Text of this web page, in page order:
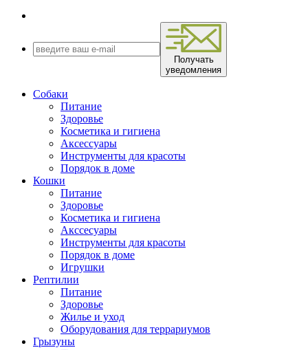
Получать
уведомления
Собаки
Питание
Здоровье
Косметика и гигиена
Аксессуары
Инструменты для красоты
Порядок в доме
Кошки
Питание
Здоровье
Косметика и гигиена
Акссесуары
Инструменты для красоты
Порядок в доме
Игрушки
Рептилии
Питание
Здоровье
Жилье и уход
Оборудования для террариумов
Грызуны